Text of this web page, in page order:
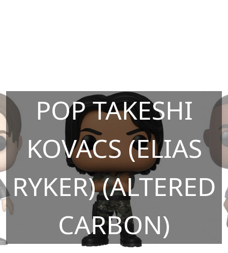
POP TAKESHI
KOVACS (ELIAS
RYKER) (ALTERED
CARBON)